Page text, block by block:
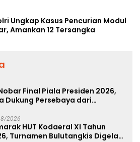
Ungkap Kasus Pencurian Modul
Amankan 12 Tersangka
Final Piala Presiden 2026,
Dukung Persebaya dari
2026
HUT Kodaeral XI Tahun
Turnamen Bulutangkis Digelar